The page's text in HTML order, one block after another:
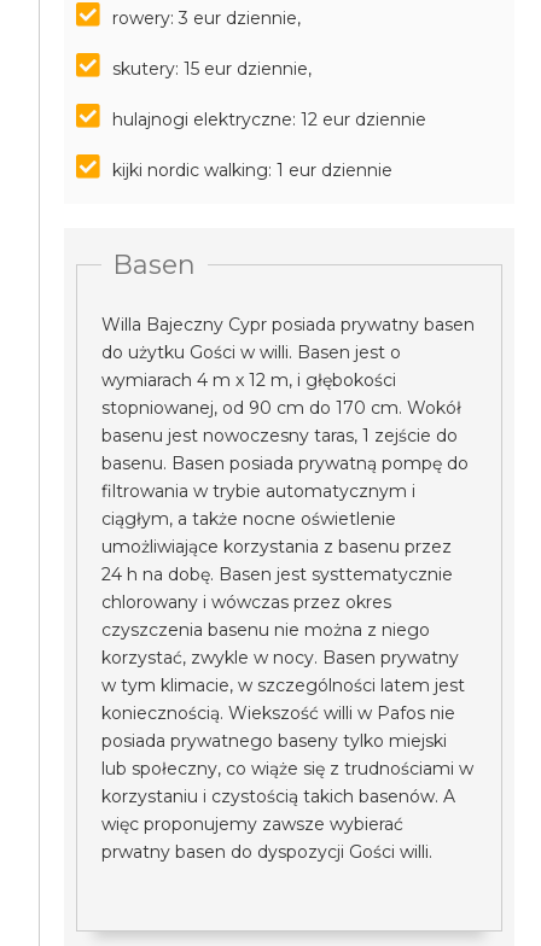
rowery: 3 eur dziennie,
skutery: 15 eur dziennie,
hulajnogi elektryczne: 12 eur dziennie
kijki nordic walking: 1 eur dziennie
Basen
Willa Bajeczny Cypr posiada prywatny basen
do użytku Gości w willi. Basen jest o
wymiarach 4 m x 12 m, i głębokości
stopniowanej, od 90 cm do 170 cm. Wokół
basenu jest nowoczesny taras, 1 zejście do
basenu. Basen posiada prywatną pompę do
filtrowania w trybie automatycznym i
ciągłym, a także nocne oświetlenie
umożliwiające korzystania z basenu przez
24 h na dobę. Basen jest systtematycznie
chlorowany i wówczas przez okres
czyszczenia basenu nie można z niego
korzystać, zwykle w nocy. Basen prywatny
w tym klimacie, w szczególności latem jest
koniecznością. Wiekszość willi w Pafos nie
posiada prywatnego baseny tylko miejski
lub społeczny, co wiąże się z trudnościami w
korzystaniu i czystością takich basenów. A
więc proponujemy zawsze wybierać
prwatny basen do dyspozycji Gości willi.